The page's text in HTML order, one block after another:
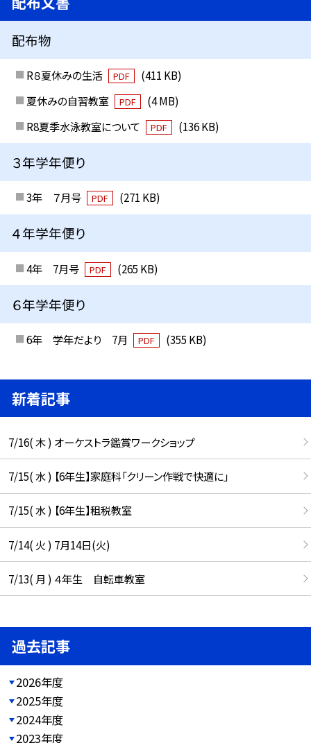
配布物
R８夏休みの生活 PDF
(411 KB)
夏休みの自習教室
PDF
(4 MB)
R8夏季水泳教室について
PDF (136 KB)
３年学年便り
3年 ７月号 PDF (271 KB)
４年学年便り
4年 7月号 PDF (265 KB)
６年学年便り
6年 学年だより 7月 PDF (355 KB)
新着記事
7/16( 木 ) オーケストラ鑑賞ワークショップ
7/15( 水 ) 【6年生】家庭科「クリーン作戦で快適に」
7/15( 水 ) 【6年生】租税教室
7/14( 火 ) 7月14日(火)
7/13( 月 ) ４年生 自転車教室
過去記事
2026年度
2025年度
2024年度
2023年度